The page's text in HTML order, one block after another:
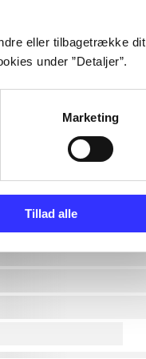
eller tilbagetrække dit
under ”Detaljer”.
Marketing
Tillad alle